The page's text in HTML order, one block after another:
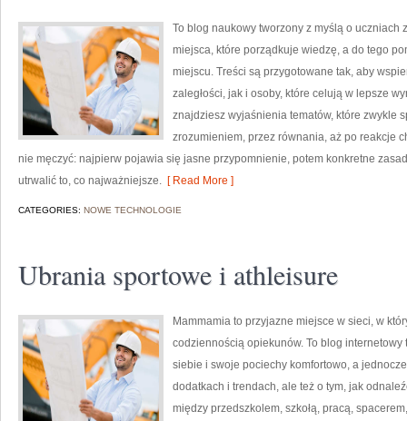
To blog naukowy tworzony z myślą o
miejsca, które porządkuje wiedzę, a do tego
miejscu. Treści są przygotowane tak, aby
zaległości, jak i osoby, które celują w lepsze
znajdziesz wyjaśnienia tematów, które zwykle
zrozumieniem, przez równania, aż po reakcje
nie męczyć: najpierw pojawia się jasne przypomnienie, potem konkretne
utrwalić to, co najważniejsze. [ Read More ]
CATEGORIES: NOWE TECHNOLOGIE
Ubrania sportowe i athleisure
Mammamia to przyjazne miejsce w sieci, w
codziennością opiekunów. To blog
siebie i swoje pociechy komfortowo, a
dodatkach i trendach, ale też o tym, jak
między przedszkolem, szkołą, pracą,